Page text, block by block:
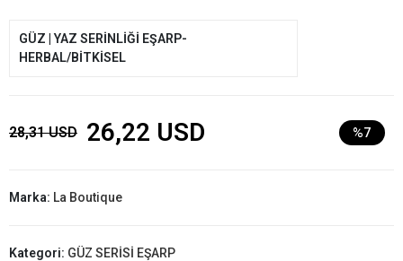
GÜZ | YAZ SERİNLİĞİ EŞARP-
HERBAL/BİTKİSEL
28,31 USD 26,22 USD %7
Marka: La Boutique
Kategori: GÜZ SERİSİ EŞARP